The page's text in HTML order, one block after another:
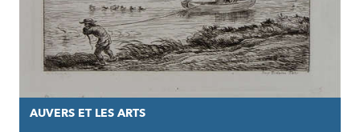
AUVERS ET LES ARTS